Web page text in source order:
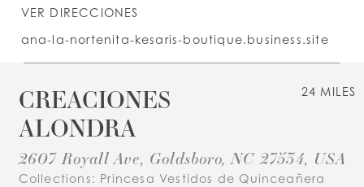
VER DIRECCIONES
ana-la-nortenita-kesaris-boutique.business.site
24 MILES
CREACIONES
ALONDRA
2607 Royall Ave, Goldsboro, NC 27534, USA
Collections: Princesa Vestidos de Quinceañera